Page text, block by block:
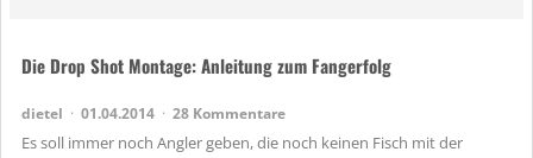
Die Drop Shot Montage: Anleitung zum Fangerfolg
dietel 01.04.2014 28 Kommentare
Es soll immer noch Angler geben, die noch keinen Fisch mit der